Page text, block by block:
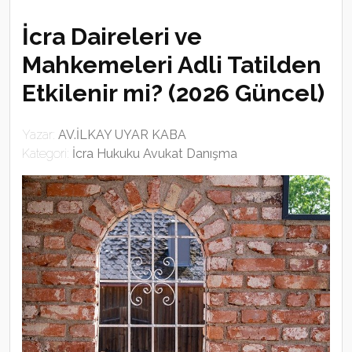
İcra Daireleri ve
Mahkemeleri Adli Tatilden
Etkilenir mi? (2026 Güncel)
Yazar: AV.İLKAY UYAR KABA
Kategori: İcra Hukuku Avukat Danışma